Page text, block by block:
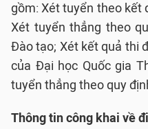
gồm: Xét tuyển theo kết
Xét tuyển thẳng theo
Đào tạo; Xét kết quả thi
của Đại học Quốc gia
tuyển thẳng theo quy
Thông tin công khai về